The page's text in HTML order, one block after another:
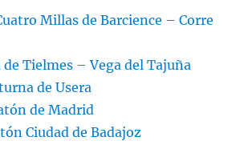
Millas de Barcience – Corre
de Tielmes – Vega del Tajuña
de Usera
de Madrid
Ciudad de Badajoz